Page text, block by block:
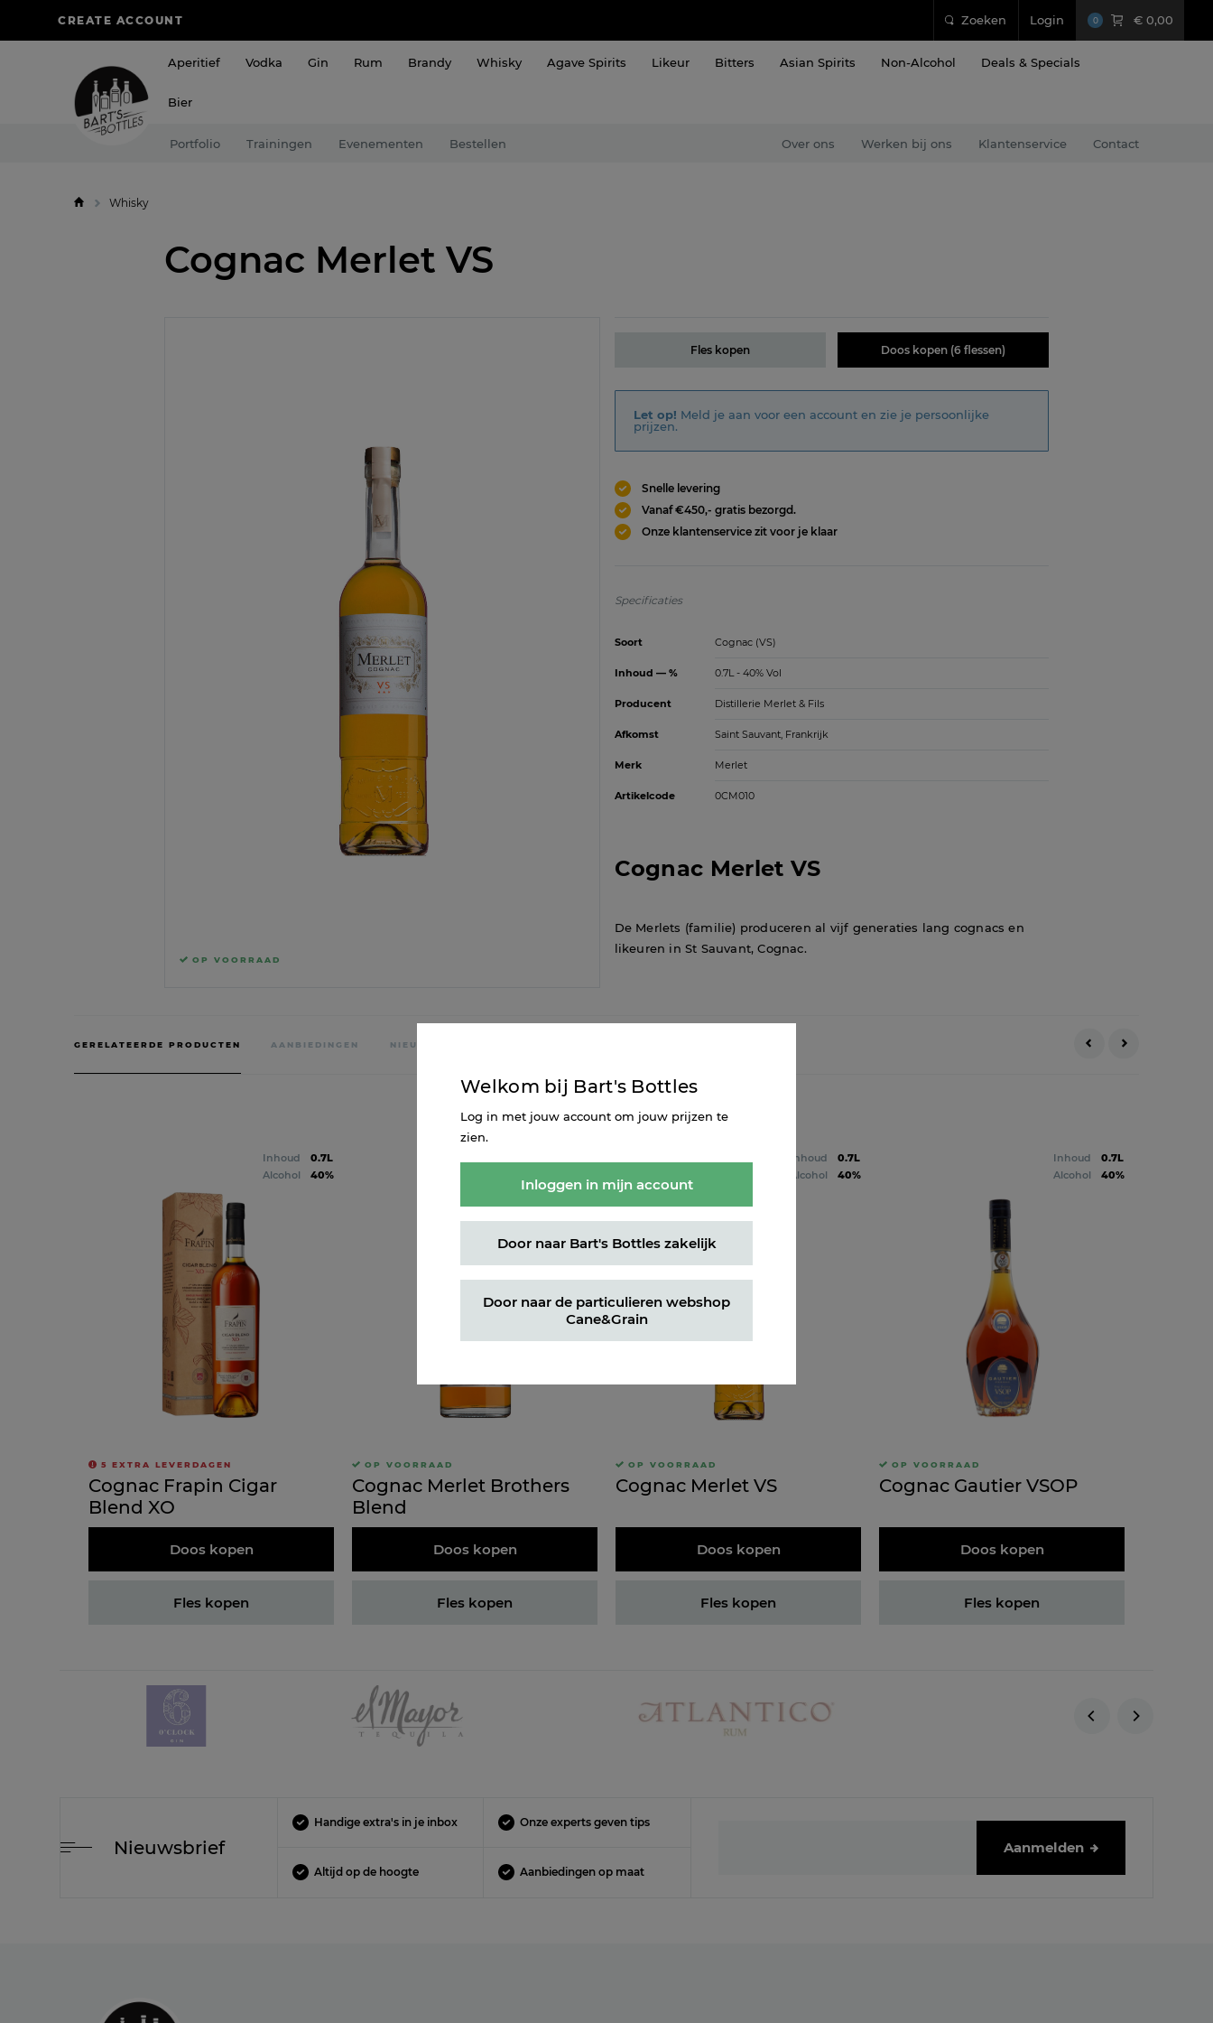
CREATE ACCOUNT Zoeken Login 0 € 0,00
Aperitief Vodka Gin Rum Brandy Whisky Agave Spirits Likeur Bitters Asian Spirits Non-Alcohol Deals & Specials
Bier
Portfolio Trainingen Evenementen Bestellen Over ons Werken bij ons Klantenservice Contact
Whisky
Cognac Merlet VS
OP VOORRAAD
Fles kopen Doos kopen (6 flessen)
Let op! Meld je aan voor een account en zie je persoonlijke
prijzen.
Snelle levering
Vanaf €450,- gratis bezorgd.
Onze klantenservice zit voor je klaar
Specificaties
Soort Cognac (VS)
Inhoud — % 0.7L - 40% Vol
Producent Distillerie Merlet & Fils
Afkomst Saint Sauvant, Frankrijk
Merk Merlet
Artikelcode 0CM010
Cognac Merlet VS
De Merlets (familie) produceren al vijf generaties lang cognacs en
likeuren in St Sauvant, Cognac.
GERELATEERDE PRODUCTEN AANBIEDINGEN NIEUW
Inhoud
0.7L
Alcohol
40%
5 EXTRA LEVERDAGEN
Cognac Frapin Cigar
Blend XO
Doos kopen
Fles kopen
OP VOORRAAD
Cognac Merlet Brothers
Blend
Doos kopen
Fles kopen
Inhoud
0.7L
Alcohol
40%
OP VOORRAAD
Cognac Merlet VS
Doos kopen
Fles kopen
Inhoud
0.7L
Alcohol
40%
OP VOORRAAD
Cognac Gautier VSOP
Doos kopen
Fles kopen
Welkom bij Bart's Bottles
Log in met jouw account om jouw prijzen te
zien.
Inloggen in mijn account
Door naar Bart's Bottles zakelijk
Door naar de particulieren webshop
Cane&Grain
Nieuwsbrief
Handige extra's in je inbox Onze experts geven tips
Altijd op de hoogte Aanbiedingen op maat
Aanmelden